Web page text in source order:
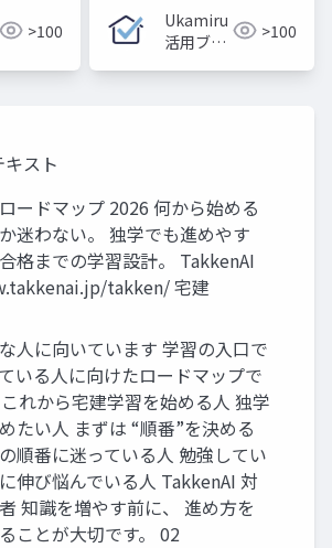
>100
Ukamiru
活用ブロ
>100
スト
ードマップ 2026 何から始める
迷わない。 独学でも進めやす
格までの学習設計。 TakkenAI
takken/ 宅建
人に向いています 学習の入口で
いる人に向けたロードマップで
れから宅建学習を始める人 独学
たい人 まずは “順番”を決める
順番に迷っている人 勉強してい
伸び悩んでいる人 TakkenAI 対
知識を増やす前に、 進め方を
ことが大切です。 02